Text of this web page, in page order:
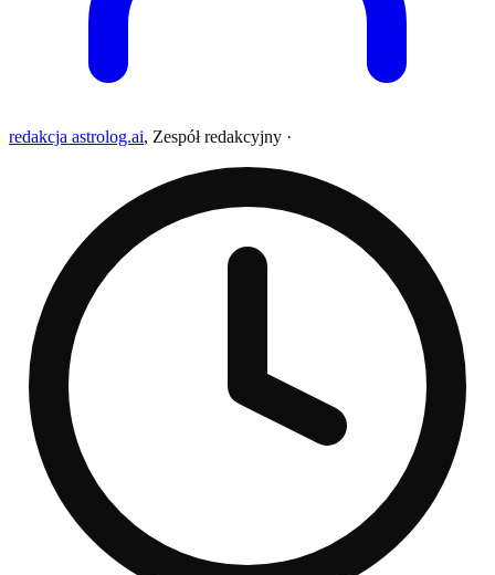
redakcja astrolog.ai, Zespół redakcyjny ·